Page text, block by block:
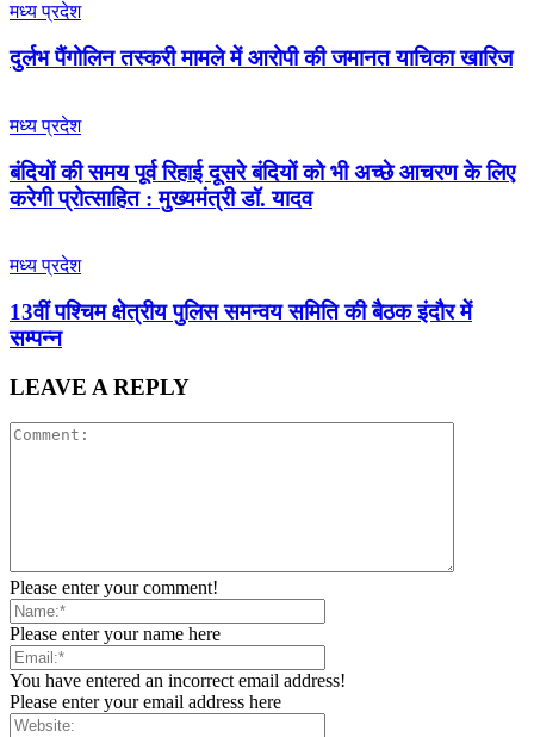
मध्य प्रदेश
दुर्लभ पैंगोलिन तस्करी मामले में आरोपी की जमानत याचिका खारिज
मध्य प्रदेश
बंदियों की समय पूर्व रिहाई दूसरे बंदियों को भी अच्छे आचरण के लिए
करेगी प्रोत्साहित : मुख्यमंत्री डॉ. यादव
मध्य प्रदेश
13वीं पश्चिम क्षेत्रीय पुलिस समन्वय समिति की बैठक इंदौर में
सम्पन्न
LEAVE A REPLY
Please enter your comment!
Please enter your name here
You have entered an incorrect email address!
Please enter your email address here